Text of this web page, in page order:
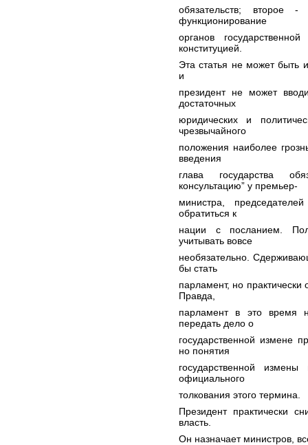
обязательств; второе
функционирование
органов
конституцией.
Эта статья не может быть
и
президент не может
достаточных
юридических и
чрезвычайного
положения наиболее
введения
глава государства
консультацию” у премьер-
министра,
обратиться к
нации с посланием.
учитывать вовсе
необязательно.
бы стать
парламент, но
Правда,
парламент в это время
передать дело о
государственной измене
но понятия
государственной
официального
толкования этого термина.
Президент практически
власть.
Он назначает министров,